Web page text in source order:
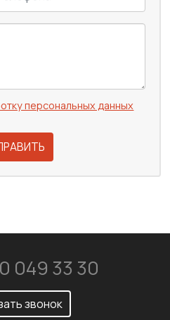
персональных данных
049 33 30
звонок